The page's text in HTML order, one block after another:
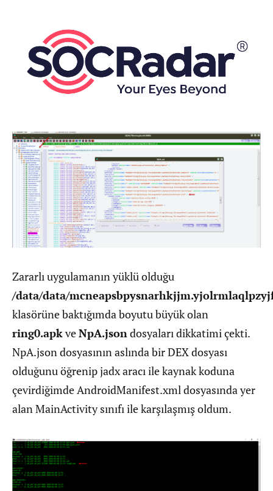
Zararlı uygulamanın yüklü olduğu
/data/data/
klasörüne baktığımda boyutu büyük olan
ring0.apkveNpA.jsondosyaları dikkatimi çekti.
NpA.json dosyasının aslında bir DEX dosyası
olduğunu öğrenip jadx aracı ile kaynak koduna
çevirdiğimde AndroidManifest.xml dosyasında yer
alan MainActivity sınıfı ile karşılaşmış oldum.